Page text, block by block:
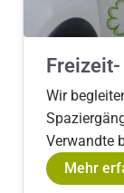
Wir
Verwandte
Mehr